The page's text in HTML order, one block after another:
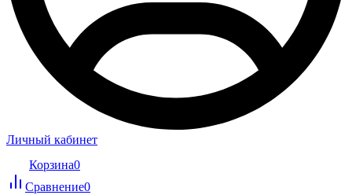
Личный кабинет
Корзина0
Сравнение0